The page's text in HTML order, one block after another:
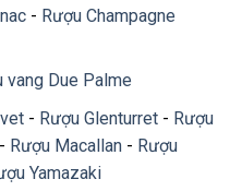
- Rượu Champagne
vang Due Palme
- Rượu Glenturret- Rượu
Rượu Macallan- Rượu
Yamazaki